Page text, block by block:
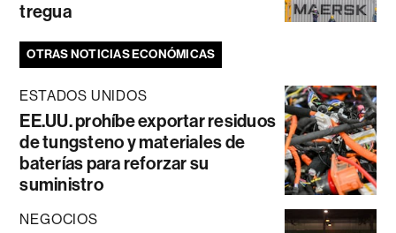
tregua
OTRAS NOTICIAS ECONÓMICAS
ESTADOS UNIDOS
EE.UU. prohíbe exportar residuos
de tungsteno y materiales de
baterías para reforzar su
suministro
NEGOCIOS